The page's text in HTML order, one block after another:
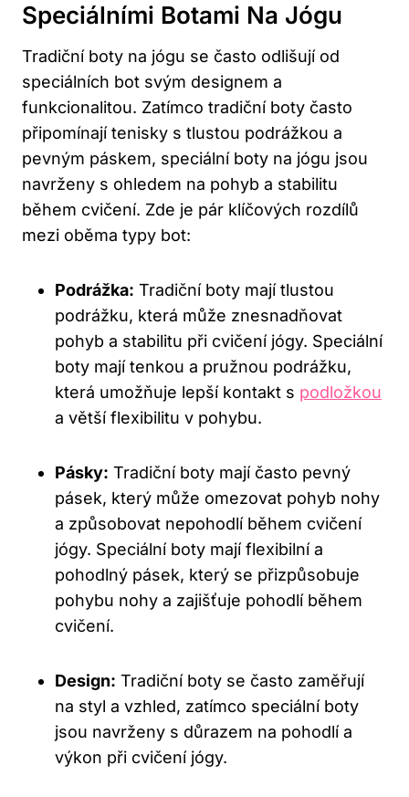
Speciálními Botami Na Jógu
Tradiční boty na jógu se často odlišují od
speciálních bot svým designem a
funkcionalitou. Zatímco tradiční boty často
připomínají tenisky s tlustou podrážkou a
pevným páskem, speciální boty na jógu jsou
navrženy s ohledem na pohyb a stabilitu
během cvičení. Zde je pár klíčových rozdílů
mezi oběma typy bot:
Podrážka: Tradiční boty mají tlustou
podrážku, která může znesnadňovat
pohyb a stabilitu při cvičení jógy. Speciální
boty mají tenkou a pružnou podrážku,
která umožňuje lepší kontakt s podložkou
a větší flexibilitu v pohybu.
Pásky: Tradiční boty mají často pevný
pásek, který může omezovat pohyb nohy
a způsobovat nepohodlí během cvičení
jógy. Speciální boty mají flexibilní a
pohodlný pásek, který se přizpůsobuje
pohybu nohy a zajišťuje pohodlí během
cvičení.
Design: Tradiční boty se často zaměřují
na styl a vzhled, zatímco speciální boty
jsou navrženy s důrazem na pohodlí a
výkon při cvičení jógy.